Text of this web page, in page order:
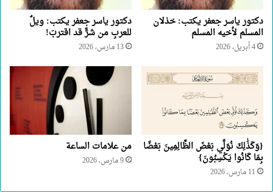
دكتور ياسر جعفر يكتب: خذلان
المسلم لأخيه المسلم
4 أبريل، 2026
دكتور ياسر جعفر يكتب: ويلٌ
للعربِ من شرٍّ قد اقتربَ!
13 مارس، 2026
{وَكَذَٰلِكَ نُوَلِّي بَعْضَ الظَّالِمِينَ بَعْضًا
بِمَا كَانُوا يَكْسِبُونَ}
11 مارس، 2026
من علامات الساعة
9 مارس، 2026